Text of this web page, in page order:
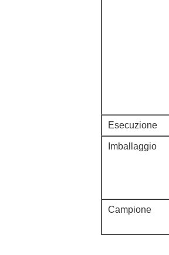
Esecuzione
Imballaggio
Campione